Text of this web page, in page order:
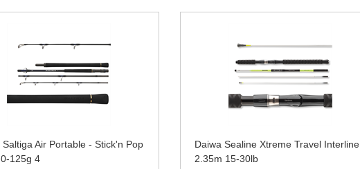
Saltiga Air Portable - Stick'n Pop
125g 4
Daiwa Sealine Xtreme Travel Interline
2.35m 15-30lb